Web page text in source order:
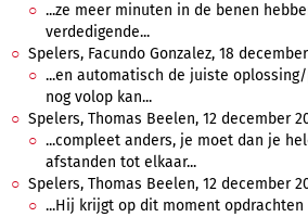
...ze meer minuten in de benen
verdedigende...
Spelers, Facundo Gonzalez, 18 december
...en automatisch de juiste oplossing/
nog volop kan...
Spelers, Thomas Beelen, 12 december
...compleet anders, je moet dan je
afstanden tot elkaar...
Spelers, Thomas Beelen, 12 december
...Hij krijgt op dit moment opdrachten